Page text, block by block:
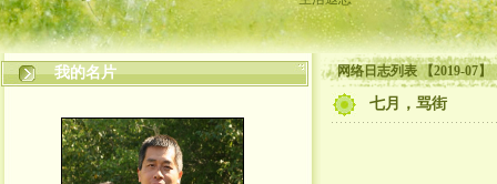
我的名片 网络日志列表 【2019-07】
七月，骂街